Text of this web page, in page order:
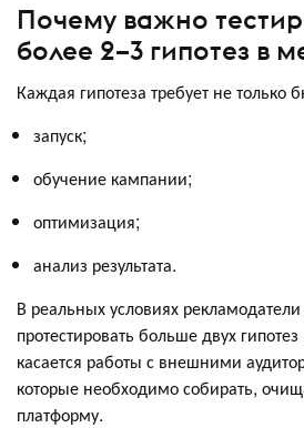
Почему важно
более 2–3 гипотез в
Каждая гипотеза требует не
запуск;
обучение кампании;
оптимизация;
анализ результата.
В реальных условиях
протестировать больше двух
касается работы с внешними
которые необходимо собирать,
платформу.